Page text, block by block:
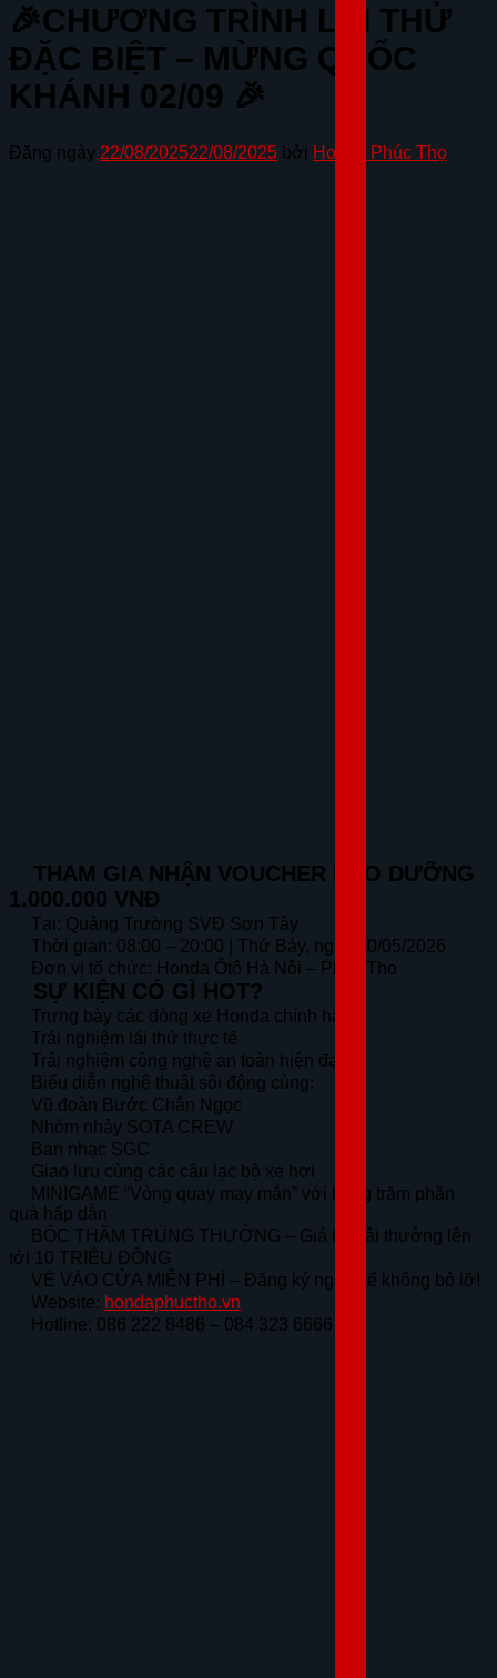
🎉CHƯƠNG TRÌNH LÁI THỬ
ĐẶC BIỆT – MỪNG QUỐC
KHÁNH 02/09 🎉
Đăng ngày 22/08/202522/08/2025 bởi Honda Phúc Thọ
THAM GIA NHẬN VOUCHER BẢO DƯỠNG
1.000.000 VNĐ
Tại: Quảng Trường SVĐ Sơn Tây
Thời gian: 08:00 – 20:00 | Thứ Bảy, ngày 30/05/2026
Đơn vị tổ chức: Honda Ôtô Hà Nội – Phúc Thọ
SỰ KIỆN CÓ GÌ HOT?
Trưng bày các dòng xe Honda chính hãng
Trải nghiệm lái thử thực tế
Trải nghiệm công nghệ an toàn hiện đại
Biểu diễn nghệ thuật sôi động cùng:
Vũ đoàn Bước Chân Ngọc
Nhóm nhảy SOTA CREW
Ban nhạc SGC
Giao lưu cùng các câu lạc bộ xe hơi
MINIGAME “Vòng quay may mắn” với hàng trăm phần
quà hấp dẫn
BỐC THĂM TRÚNG THƯỞNG – Giá trị giải thưởng lên
tới 10 TRIỆU ĐỒNG
VÉ VÀO CỬA MIỄN PHÍ – Đăng ký ngay để không bỏ lỡ!
Website: hondaphuctho.vn
Hotline: 086 222 8486 – 084 323 6666